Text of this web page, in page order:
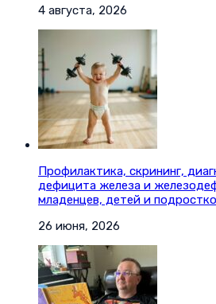
4 августа, 2026
Профилактика, скрининг,
дефицита железа и
младенцев, детей и
26 июня, 2026